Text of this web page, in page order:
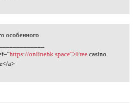
особенного
особенного
https://onlinebk.space">Freecasino
a>